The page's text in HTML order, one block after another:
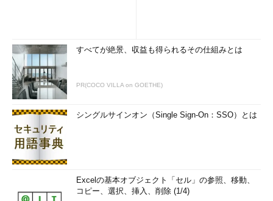
すべてが絶景、収益も得られるその仕組みとは
PR(COCO VILLA on GOETHE)
シングルサインオン（Single Sign-On：SSO）とは
Excelの基本オブジェクト「セル」の参照、移動、
コピー、選択、挿入、削除 (1/4)